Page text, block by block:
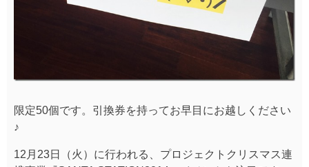
限定50個です。引換券を持ってお早目にお越しください
♪
12月23日（火）に行われる、プロジェクトクリスマス連